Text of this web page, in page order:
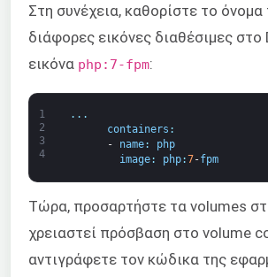
Στη συνέχεια, καθορίστε το
διάφορες εικόνες διαθέσιμες
εικόνα php:7-fpm:
1
2
3
4
. . .
containers :
-
name:
php
image: php:7-fpm
Τώρα, προσαρτήστε τα volumes
χρειαστεί πρόσβαση στο volume
αντιγράφετε τον κώδικα της